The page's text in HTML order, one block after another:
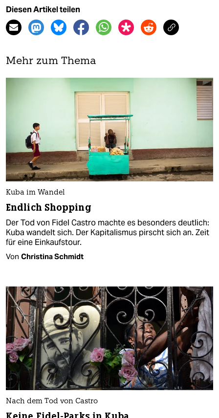
Diesen Artikel teilen
Mehr zum Thema
Kuba im Wandel
Endlich Shopping
Der Tod von Fidel Castro machte es besonders deutlich:
Kuba wandelt sich. Der Kapitalismus pirscht sich an. Zeit
für eine Einkaufstour.
Von Christina Schmidt
Nach dem Tod von Castro